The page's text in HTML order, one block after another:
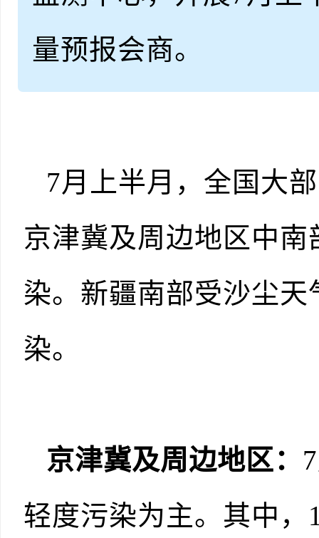
量预报会商。
7月上半月，全国大
京津冀及周边地区中
染。新疆南部受沙尘
染。
京津冀及周边地区：
轻度污染为主。其中